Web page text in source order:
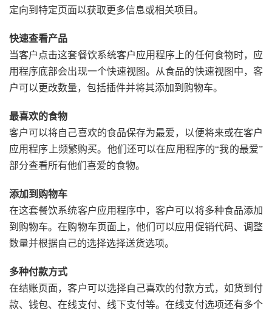
定向到特定页面以获取更多信息或相关项目。
快速查看产品
当客户点击这套餐饮系统客户应用程序上的任何食物时，应
用程序底部会出现一个快速视图。从食品的快速视图中，客
户可以更改数量，包括插件并将其添加到购物车。
最喜欢的食物
客户可以将自己喜欢的食品保存为最爱，以便将来或在客户
应用程序上频繁购买。他们还可以在应用程序的“我的最爱”
部分查看所有他们喜爱的食物。
添加到购物车
在这套餐饮系统客户应用程序中，客户可以将多种食品添加
到购物车。在购物车页面上，他们可以应用促销代码、调整
数量并根据自己的选择选择送货选项。
多种付款方式
在结账页面，客户可以选择自己喜欢的付款方式，如货到付
款、钱包、在线支付、线下支付等。在线支付选项还有多个